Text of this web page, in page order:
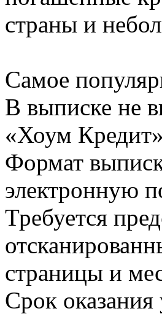
страны и
Самое
В выписке не
«Хоум
Формат
электронную
Требуется
страницы и
Срок оказания